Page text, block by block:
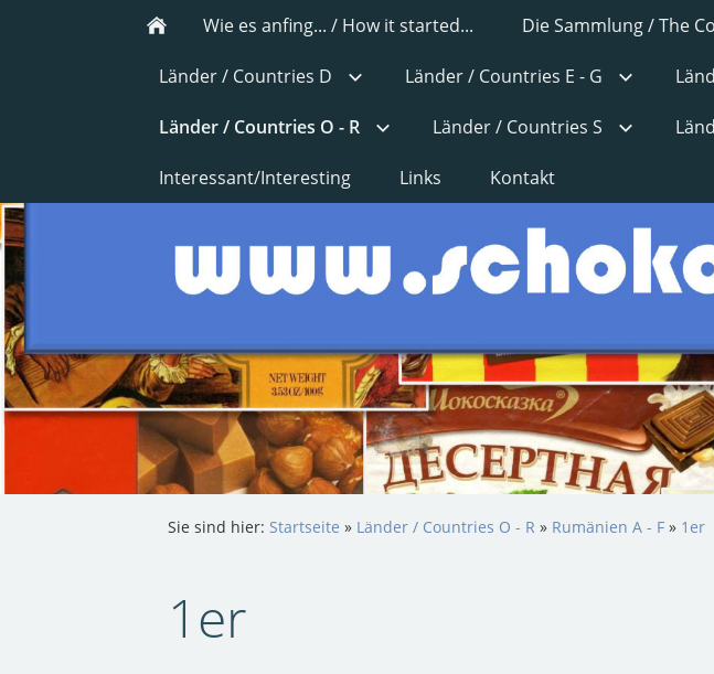
Wie es anfing... / How it started... Die Sammlung / The
Länder / Countries D Länder / Countries E - G
Länder / Countries O - R Länder / Countries S
Interessant/Interesting Links Kontakt
Sie sind hier: Startseite » Länder / Countries O - R » Rumänien A - F » 1er
1er